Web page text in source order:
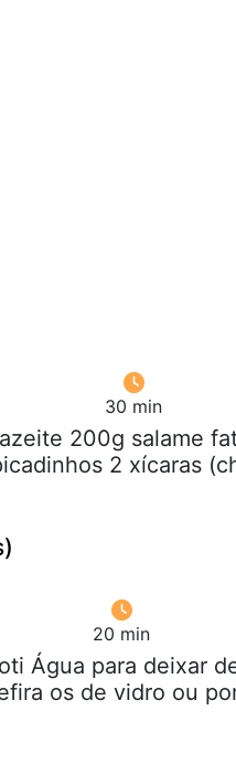
30 min
200g salame
2 xícaras
20 min
Água para deixar
os de vidro ou